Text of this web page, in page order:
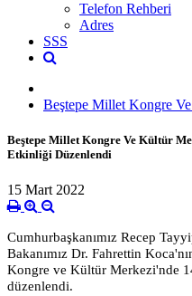
Telefon Rehberi
Adres
SSS
Beştepe Millet Kongre
Beştepe Millet Kongre Ve Kültür
Etkinliği Düzenlendi
15 Mart 2022
Cumhurbaşkanımız Recep
Bakanımız Dr. Fahrettin
Kongre ve Kültür Merkezi'nde
düzenlendi.